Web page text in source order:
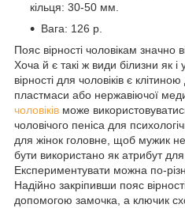
кільця: 30-50 мм.
Вага: 126 р.
Пояс вірності чоловікам значно
Хоча й є такі ж види білизни як і
вірності для чоловіків є
пластмаси або нержавіючої
чоловіків може
чоловічого пеніса для
для жінок головне, щоб мужик
бути використано як атрибут для
Експериментувати можна по-
Надійно закріпивши пояс
допомогою замочка, а ключик